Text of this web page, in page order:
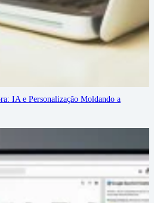
IA e Personalização Moldando a